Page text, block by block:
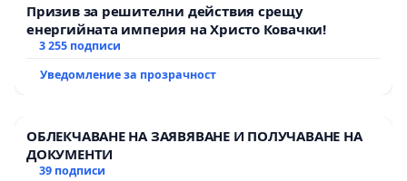
Призив за решителни действия срещу
енергийната империя на Христо Ковачки!
3 255 подписи
Уведомление за прозрачност
ОБЛЕКЧАВАНЕ НА ЗАЯВЯВАНЕ И ПОЛУЧАВАНЕ НА
ДОКУМЕНТИ
39 подписи